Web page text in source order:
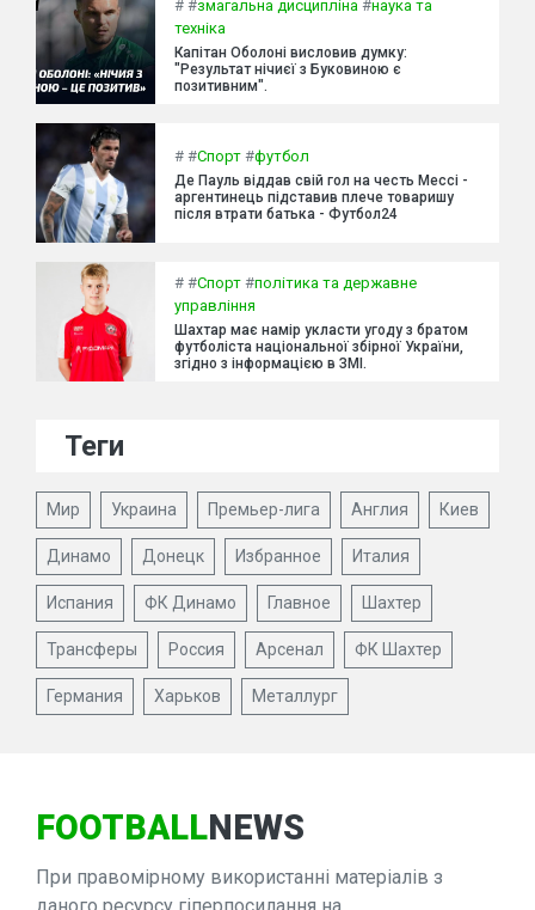
# #змагальна дисципліна #наука та
техніка
Капітан Оболоні висловив думку:
"Результат нічиєї з Буковиною є
позитивним".
# #Спорт #футбол
Де Пауль віддав свій гол на честь Мессі -
аргентинець підставив плече товаришу
після втрати батька - Футбол24
# #Спорт #політика та державне
управління
Шахтар має намір укласти угоду з братом
футболіста національної збірної України,
згідно з інформацією в ЗМІ.
Теги
Мир Украина Премьер-лига Англия Киев
Динамо Донецк Избранное Италия
Испания ФК Динамо Главное Шахтер
Трансферы Россия Арсенал ФК Шахтер
Германия Харьков Металлург
FOOTBALLNEWS
При правомірному використанні матеріалів з